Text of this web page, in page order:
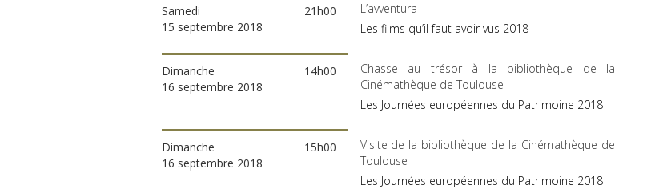
21h00
Samedi
15 septembre 2018
L’avventura
Les films qu’il faut avoir vus 2018
14h00
Dimanche
16 septembre 2018
Chasse au trésor à la bibliothèque de la
Cinémathèque de Toulouse
Les Journées européennes du Patrimoine 2018
15h00
Dimanche
16 septembre 2018
Visite de la bibliothèque de la Cinémathèque de
Toulouse
Les Journées européennes du Patrimoine 2018